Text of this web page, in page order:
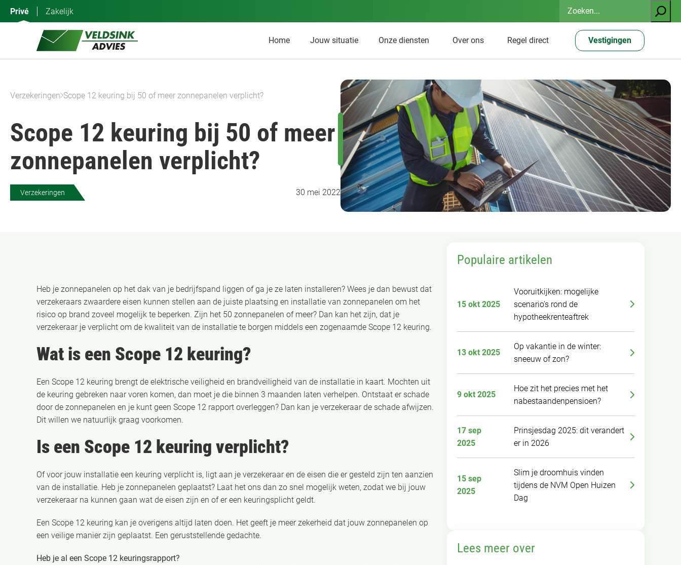
Privé Zakelijk
Zoeken
Home Jouw situatie Onze diensten Over ons Regel direct Vestigingen
Verzekeringen Scope 12 keuring bij 50 of meer zonnepanelen verplicht?
Scope 12 keuring bij 50 of meer
zonnepanelen verplicht?
Verzekeringen 30 mei 2022
Heb je zonnepanelen op het dak van je bedrijfspand liggen of ga je ze laten installeren? Wees je dan bewust dat
verzekeraars zwaardere eisen kunnen stellen aan de juiste plaatsing en installatie van zonnepanelen om het
risico op brand zoveel mogelijk te beperken. Zijn het 50 zonnepanelen of meer? Dan kan het zijn, dat je
verzekeraar je verplicht om de kwaliteit van de installatie te borgen middels een zogenaamde Scope 12 keuring.
Wat is een Scope 12 keuring?
Een Scope 12 keuring brengt de elektrische veiligheid en brandveiligheid van de installatie in kaart. Mochten uit
de keuring gebreken naar voren komen, dan moet je die binnen 3 maanden laten verhelpen. Ontstaat er schade
door de zonnepanelen en je kunt geen Scope 12 rapport overleggen? Dan kan je verzekeraar de schade afwijzen.
Dit willen we natuurlijk graag voorkomen.
Is een Scope 12 keuring verplicht?
Of voor jouw installatie een keuring verplicht is, ligt aan je verzekeraar en de eisen die er gesteld zijn ten aanzien
van de installatie. Heb je zonnepanelen geplaatst? Laat het ons dan zo snel mogelijk weten, zodat we bij jouw
verzekeraar na kunnen gaan wat de eisen zijn en of er een keuringsplicht geldt.
Een Scope 12 keuring kan je overigens altijd laten doen. Het geeft je meer zekerheid dat jouw zonnepanelen op
een veilige manier zijn geplaatst. Een geruststellende gedachte.
Heb je al een Scope 12 keuringsrapport?
Populaire artikelen
15 okt 2025
Vooruitkijken: mogelijke
scenario’s rond de
hypotheekrenteaftrek
13 okt 2025
Op vakantie in de winter:
sneeuw of zon?
9 okt 2025
Hoe zit het precies met het
nabestaandenpensioen?
17 sep
2025
Prinsjesdag 2025: dit verandert
er in 2026
15 sep
2025
Slim je droomhuis vinden
tijdens de NVM Open Huizen
Dag
Lees meer over